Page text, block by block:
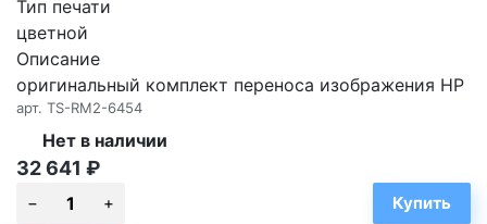
Тип печати
цветной
Описание
оригинальный комплект переноса изображения HP
арт. TS-RM2-6454
Нет в наличии
32 641 ₽